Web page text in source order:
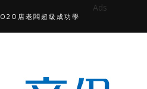
O2O店老闆超級成功學
Ads